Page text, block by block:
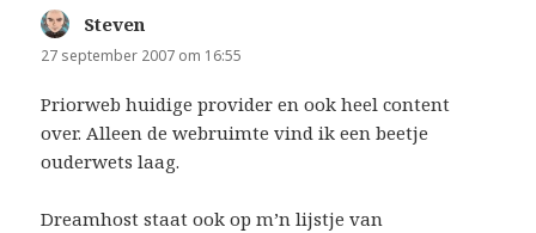
Steven
27 september 2007 om 16:55
Priorweb huidige provider en ook heel content
over. Alleen de webruimte vind ik een beetje
ouderwets laag.
Dreamhost staat ook op m’n lijstje van